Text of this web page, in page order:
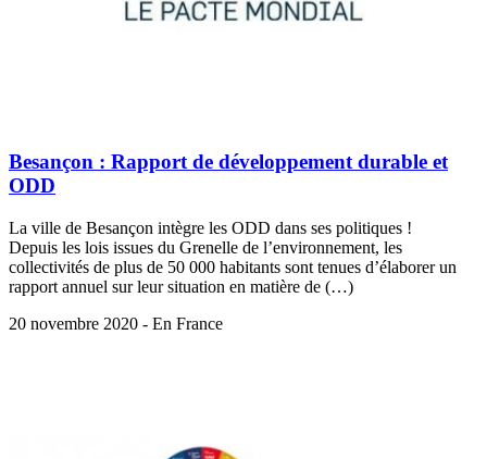
Besançon : Rapport de développement durable et
ODD
La ville de Besançon intègre les ODD dans ses politiques !
Depuis les lois issues du Grenelle de l’environnement, les
collectivités de plus de 50 000 habitants sont tenues d’élaborer un
rapport annuel sur leur situation en matière de (…)
20 novembre 2020 - En France